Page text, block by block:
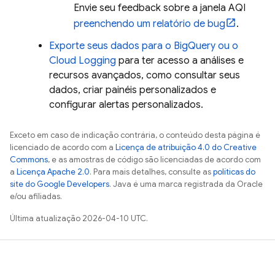
Envie seu feedback sobre a janela AQI
preenchendo um relatório de bug
.
Exporte seus dados para o BigQuery ou o
Cloud Logging para ter acesso a análises e
recursos avançados, como consultar seus
dados, criar painéis personalizados e
configurar alertas personalizados.
Exceto em caso de indicação contrária, o conteúdo desta página é
licenciado de acordo com a Licença de atribuição 4.0 do Creative
Commons, e as amostras de código são licenciadas de acordo com
a Licença Apache 2.0. Para mais detalhes, consulte aspolíticas do
site do Google Developers. Java é uma marca registrada da Oracle
e/ou afiliadas.
Última atualização 2026-04-10 UTC.